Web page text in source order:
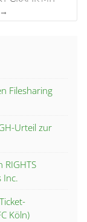
→
Filesharing
Urteil zur
Inc.
Köln)